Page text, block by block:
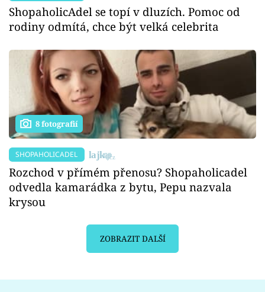
ShopaholicAdel se topí v dluzích. Pomoc od
rodiny odmítá, chce být velká celebrita
8 fotografií
SHOPAHOLICADEL
Rozchod v přímém přenosu? Shopaholicadel
odvedla kamarádka z bytu, Pepu nazvala
krysou
ZOBRAZIT DALŠÍ